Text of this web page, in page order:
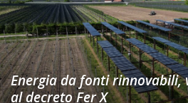
Energia da fonti
al decreto Fer X